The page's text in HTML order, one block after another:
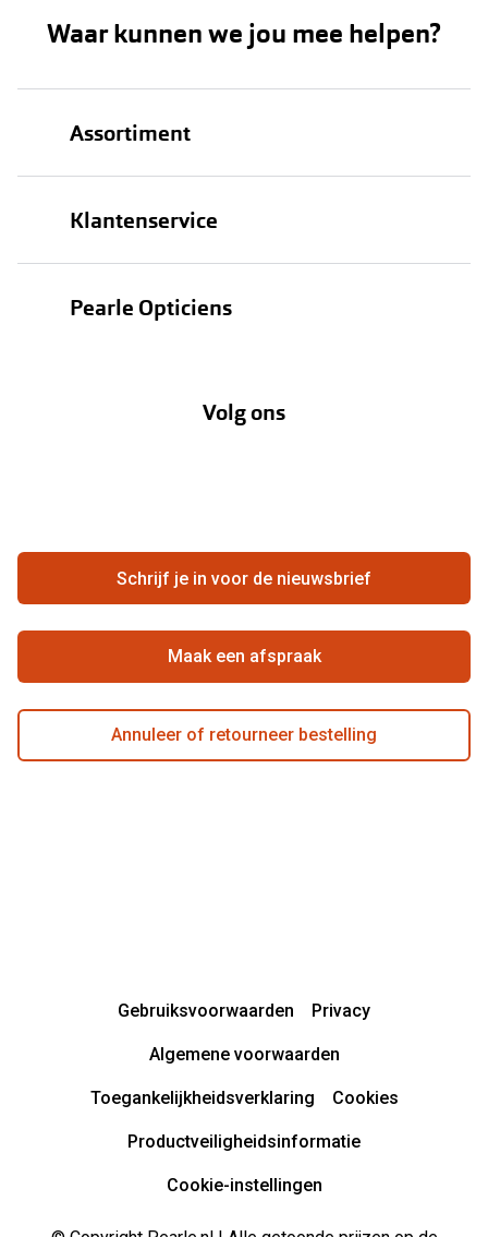
Waar kunnen we jou mee helpen?
Assortiment
Klantenservice
Verzending
Hier de overeenkomst ontbinden
Zorgvergoeding
Pearle Opticiens
Ondernemen bij Pearle
Beste winkelketen
Actievoorwaarden
Volg ons
Schrijf je in voor de nieuwsbrief
Maak een afspraak
Annuleer of retourneer bestelling
Gebruiksvoorwaarden Privacy
Algemene voorwaarden
Toegankelijkheidsverklaring Cookies
Productveiligheidsinformatie
Cookie-instellingen